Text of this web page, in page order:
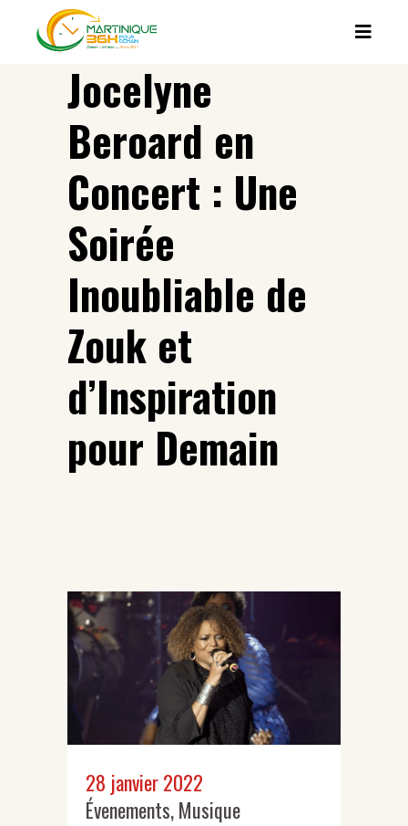
Jocelyne
Beroard en
Concert : Une
Soirée
Inoubliable de
Zouk et
d’Inspiration
pour Demain
28 janvier 2022
Évenements,Musique